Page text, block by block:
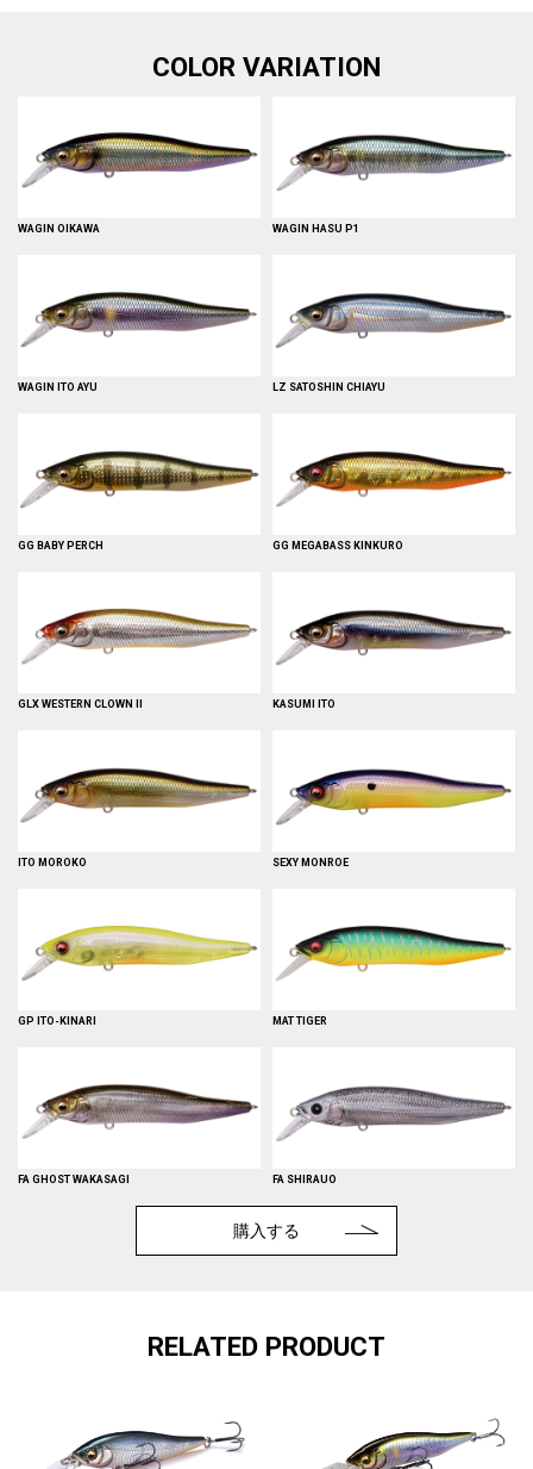
COLOR VARIATION
WAGIN OIKAWA WAGIN HASU P1
WAGIN ITO AYU LZ SATOSHIN CHIAYU
GG BABY PERCH GG MEGABASS KINKURO
GLX WESTERN CLOWN II KASUMI ITO
ITO MOROKO SEXY MONROE
GP ITO-KINARI MAT TIGER
FA GHOST WAKASAGI FA SHIRAUO
購入する
RELATED PRODUCT